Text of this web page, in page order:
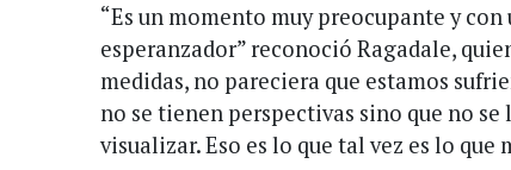
“Es un momento muy preocupante y
esperanzador” reconoció Ragadale,
medidas, no pareciera que estamos
no se tienen perspectivas sino que no se
visualizar. Eso es lo que tal vez es lo que